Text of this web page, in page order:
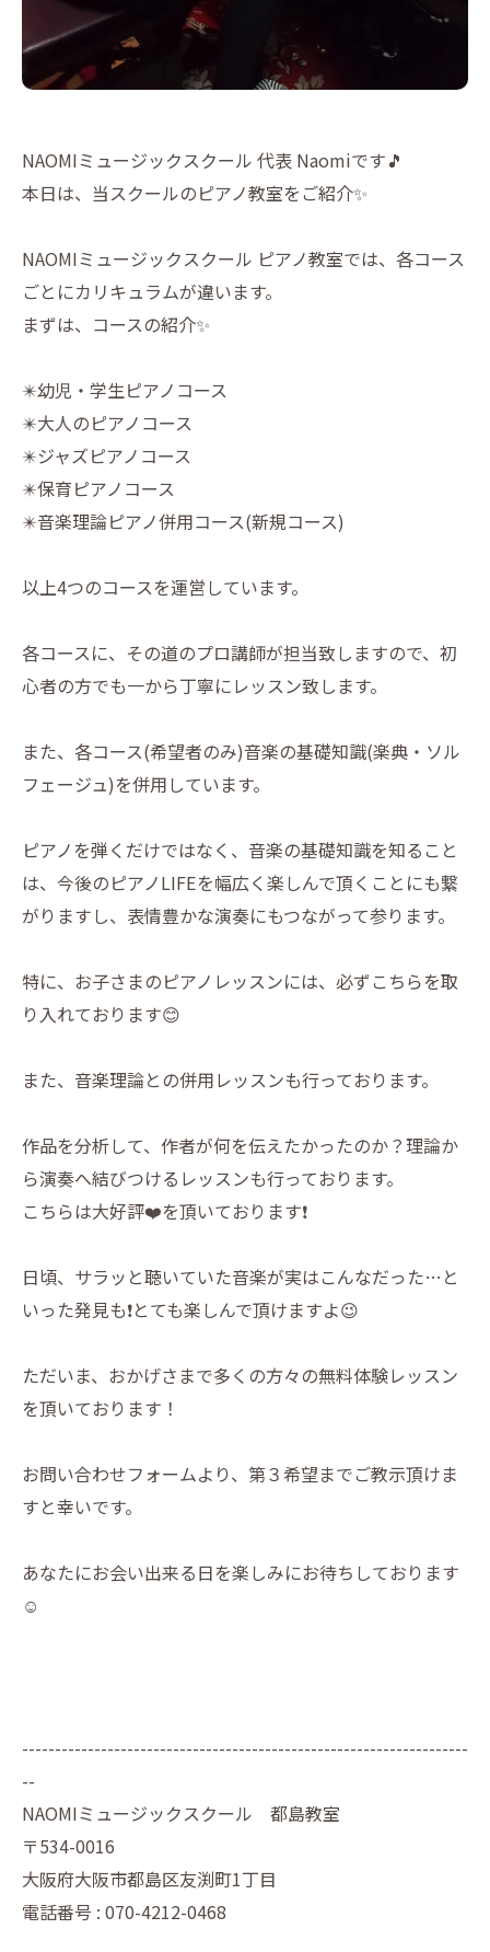
NAOMIミュージックスクール 代表 Naomiです🎵
本日は、当スクールのピアノ教室をご紹介✨
NAOMIミュージックスクール ピアノ教室では、各コース
ごとにカリキュラムが違います。
まずは、コースの紹介✨
✴️幼児・学生ピアノコース
✴️大人のピアノコース
✴️ジャズピアノコース
✴️保育ピアノコース
✴️音楽理論ピアノ併用コース(新規コース)
以上4つのコースを運営しています。
各コースに、その道のプロ講師が担当致しますので、初
心者の方でも一から丁寧にレッスン致します。
また、各コース(希望者のみ)音楽の基礎知識(楽典・ソル
フェージュ)を併用しています。
ピアノを弾くだけではなく、音楽の基礎知識を知ること
は、今後のピアノLIFEを幅広く楽しんで頂くことにも繋
がりますし、表情豊かな演奏にもつながって参ります。
特に、お子さまのピアノレッスンには、必ずこちらを取
り入れております😊
また、音楽理論との併用レッスンも行っております。
作品を分析して、作者が何を伝えたかったのか？理論か
ら演奏へ結びつけるレッスンも行っております。
こちらは大好評❤️を頂いております❗️
日頃、サラッと聴いていた音楽が実はこんなだった…と
いった発見も❗️とても楽しんで頂けますよ😉
ただいま、おかげさまで多くの方々の無料体験レッスン
を頂いております！
お問い合わせフォームより、第３希望までご教示頂けま
すと幸いです。
あなたにお会い出来る日を楽しみにお待ちしております
☺️
--------------------------------------------------------------------
--
NAOMIミュージックスクール 都島教室
〒534-0016
大阪府大阪市都島区友渕町1丁目
電話番号 : 070-4212-0468